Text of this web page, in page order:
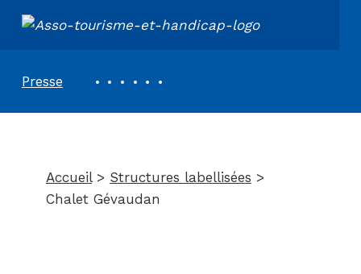
ASSOCIATION TOURISME ET HANDICAPS
Presse
Accueil> Structures labellisées >
Chalet Gévaudan